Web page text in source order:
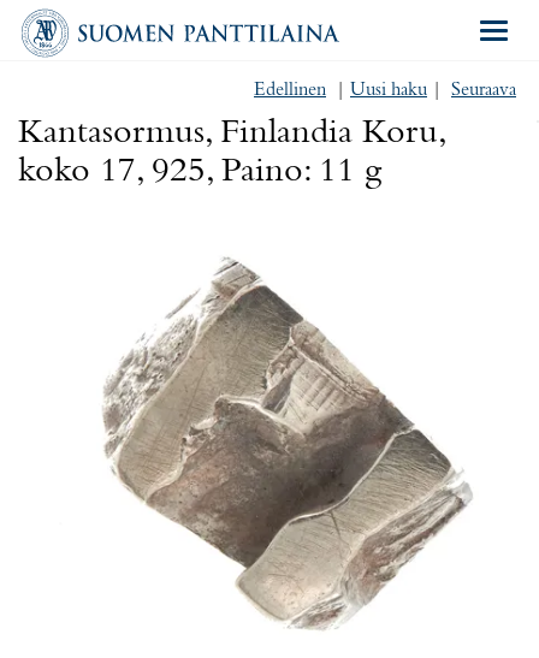
Edellinen Uusi haku Seuraava
Kantasormus, Finlandia Koru,
koko 17, 925, Paino: 11 g